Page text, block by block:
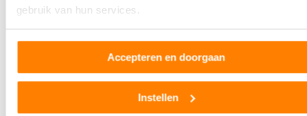
gebruik van hun services.
Accepteren en doorgaan
Instellen
Autosloperij “Atlas” V.O.F.
Gilze-Rijenstraat 40